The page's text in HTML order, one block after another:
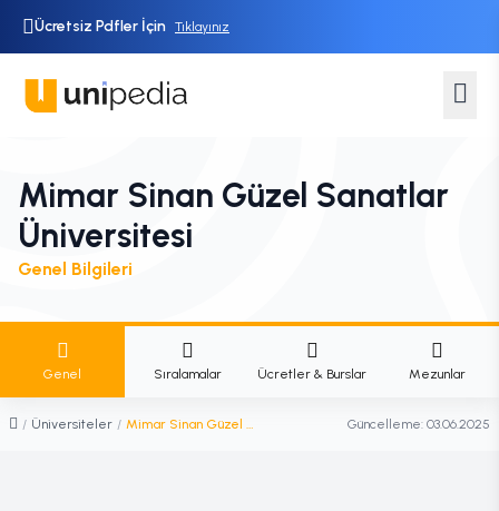
Ücretsiz Pdfler İçin Tıklayınız
Mimar Sinan Güzel Sanatlar
Üniversitesi
Genel Bilgileri
Genel Sıralamalar Ücretler & Burslar Mezunlar
/ Üniversiteler / Mimar Sinan Güzel Sanatlar Üniversitesi Güncelleme: 03.06.2025